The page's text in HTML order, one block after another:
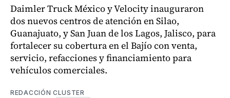
Daimler Truck México y Velocity inauguraron
dos nuevos centros de atención en Silao,
Guanajuato, y San Juan de los Lagos, Jalisco, para
fortalecer su cobertura en el Bajío con venta,
servicio, refacciones y financiamiento para
vehículos comerciales.
REDACCIÓN CLUSTER